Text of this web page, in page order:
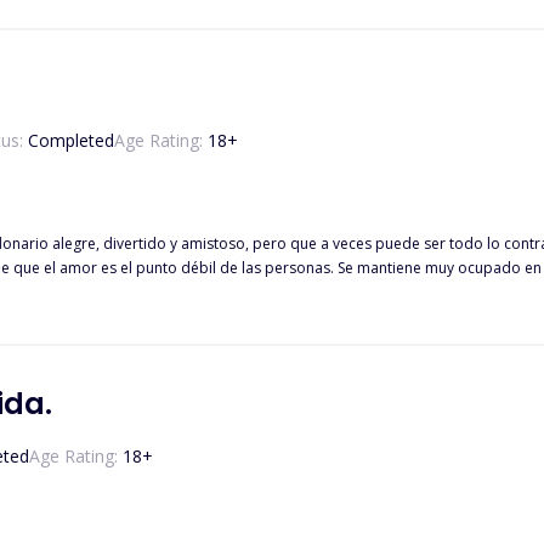
CompletedAge Rating: 18+
alegre, divertido y amistoso, pero que a veces puede ser todo lo
que el amor es el punto débil de las personas. Se mantiene muy ocupado
metas y eso fue todo un desafío para él. Perla Ferrari es humilde,
Age Rating: 18+